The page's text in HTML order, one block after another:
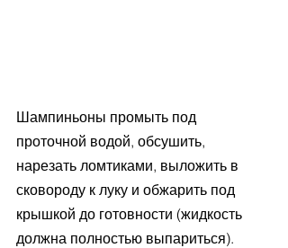
Шампиньоны промыть под
проточной водой, обсушить,
нарезать ломтиками, выложить в
сковороду к луку и обжарить под
крышкой до готовности (жидкость
должна полностью выпариться).